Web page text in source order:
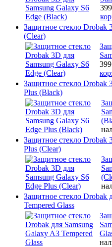
Защитное стекло Drobak
(Clear)
Защитное стекло Drobak
Plus (Black)
Защитное стекло Drobak
Plus (Clear)
Защитное стекло Drobak
Tempered Glass